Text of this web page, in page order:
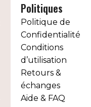
Politiques
Politique de
Confidentialité
Conditions
d’utilisation
Retours &
échanges
Aide & FAQ